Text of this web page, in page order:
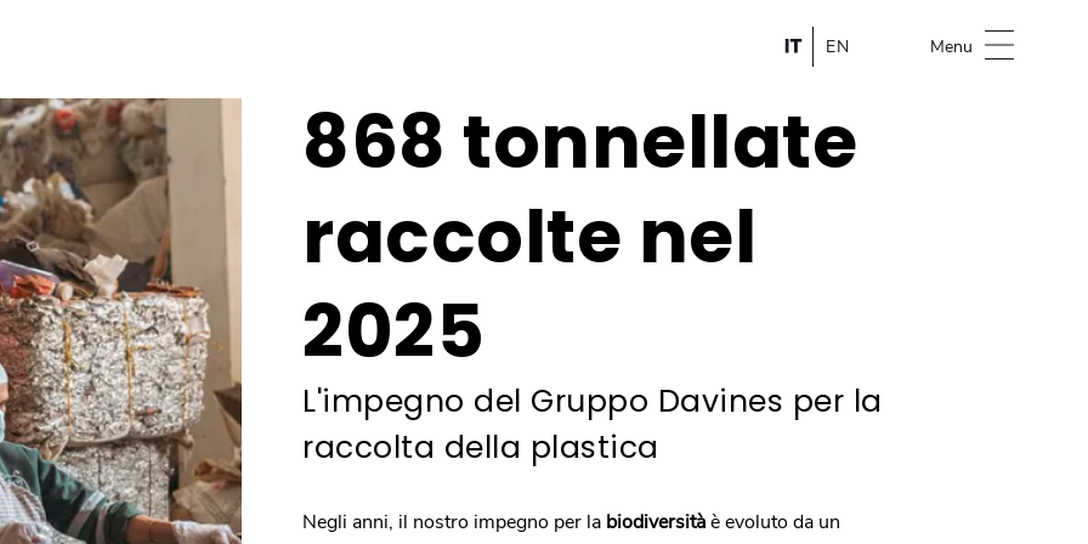
IT EN Menu
868 tonnellate
raccolte nel
2025
L'impegno del Gruppo Davines per la
raccolta della plastica
Negli anni, il nostro impegno per la biodiversitàè evoluto da un